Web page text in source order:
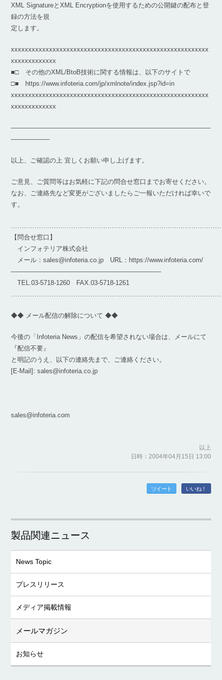
XML SignatureとXML Encryptionを使用するための公開鍵の配布と登
録の方法を規
定します。
xxxxxxxxxxxxxxxxxxxxxxxxxxxxxxxxxxxxxxxxxxxxxxxxxxxxxxxxx
xxxxxxxxxxxxx
■□ その他のXML/BtoB技術に関する情報は、以下のサイトで
□■ https://www.infoteria.com/jp/xmlnote/index.jsp?id=in
xxxxxxxxxxxxxxxxxxxxxxxxxxxxxxxxxxxxxxxxxxxxxxxxxxxxxxxxx
xxxxxxxxxxxxx
―――――――――――――――――――――――――――――――
――――――
以上、ご確認の上 宜しくお願い申し上げます。
ご意見、ご質問等はお気軽に下記の問合せ窓口までお寄せください。
なお、ご連絡先など変更がございましたらご一報いただければ幸いで
す。
【問合せ窓口】
インフォテリア株式会社
メール：sales@infoteria.co.jp URL：https://www.infoteria.com/
———————————————————————-
TEL.03-5718-1260 FAX.03-5718-1261
◆◆ メール配信の解除について ◆◆
今後の「Infoteria News」の配信を希望されない場合は、メールにて
『配信不要』
と明記のうえ、以下の連絡先まで、ご連絡ください。
[E-Mail]: sales@infoteria.co.jp
sales@infoteria.com
以上
日時：2004年04月15日 13:00
ツイート いいね！
製品関連ニュース
News Topic
プレスリリース
メディア掲載情報
メールマガジン
お知らせ